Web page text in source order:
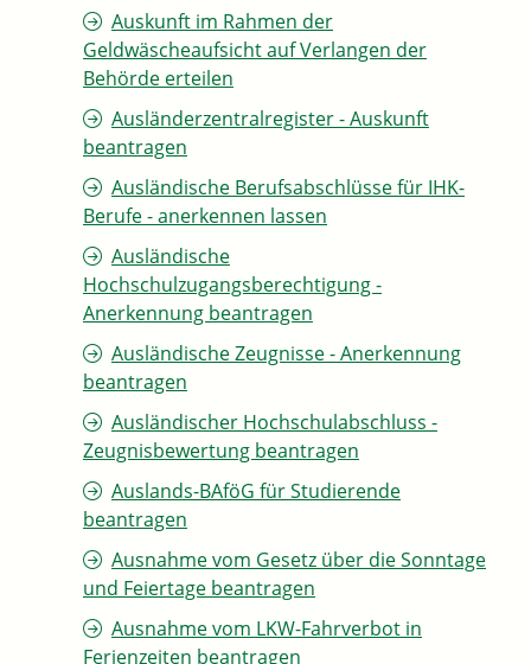
Auskunft im Rahmen der
Geldwäscheaufsicht auf Verlangen der
Behörde erteilen
Ausländerzentralregister - Auskunft
beantragen
Ausländische Berufsabschlüsse für IHK-
Berufe - anerkennen lassen
Ausländische
Hochschulzugangsberechtigung -
Anerkennung beantragen
Ausländische Zeugnisse - Anerkennung
beantragen
Ausländischer Hochschulabschluss -
Zeugnisbewertung beantragen
Auslands-BAföG für Studierende
beantragen
Ausnahme vom Gesetz über die Sonntage
und Feiertage beantragen
Ausnahme vom LKW-Fahrverbot in
Ferienzeiten beantragen